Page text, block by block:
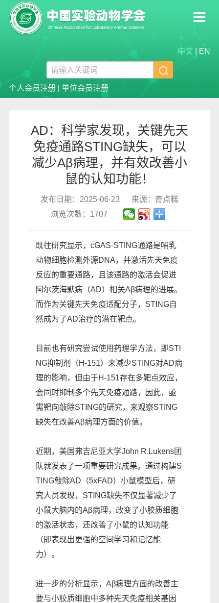
中文 EN

个人会员注册| 单位会员注册
AD：科学家发现，关键先天
免疫通路STING缺失，可以
减少Aβ病理，并有效改善小
鼠的认知功能！
发布日期：2025-06-23
来源：奇点糕
浏览次数：1707
既往研究显示，cGAS-STING通路是哺乳
动物细胞检测外源DNA，并激活先天免疫
反应的重要通路，且该通路的激活会促进
阿尔茨海默病（AD）相关Aβ病理的进展。
而作为关键先天免疫适配分子，STING自
然成为了AD治疗的潜在靶点。
目前也有研究尝试使用药理学方法，即STI
NG抑制剂（H-151）来减少STING对AD病
理的影响，但由于H-151存在多靶点效应，
会同时抑制多个先天免疫通路，因此，亟
需靶向敲除STING的研究，来观察STING
缺失在改善Aβ病理方面的价值。
近期，美国弗吉尼亚大学John R.Lukens团
队就发表了一项重要研究成果。通过构建S
TING敲除AD（5xFAD）小鼠模型后，研
究人员发现，STING缺失不仅显著减少了
小鼠大脑内的Aβ病理，改变了小胶质细胞
的激活状态，还改善了小鼠的认知功能
（即表现出更强的空间学习和记忆能
力）。
进一步的分析显示，Aβ病理方面的改善主
要与小胶质细胞中多种先天免疫相关基因